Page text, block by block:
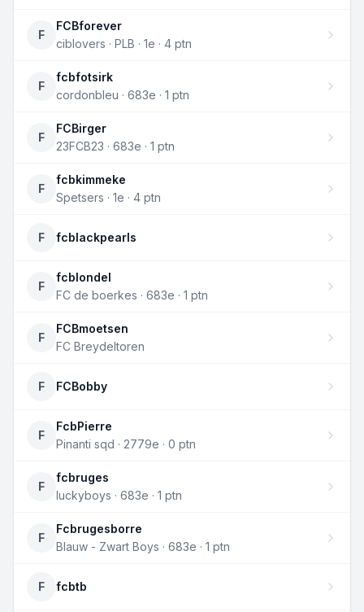
F
FCBforever
ciblovers · PLB · 1e · 4 ptn
F
fcbfotsirk
cordonbleu · 683e · 1 ptn
F
FCBirger
23FCB23 · 683e · 1 ptn
F
fcbkimmeke
Spetsers · 1e · 4 ptn
F fcblackpearls
F
fcblondel
FC de boerkes · 683e · 1 ptn
F
FCBmoetsen
FC Breydeltoren
F FCBobby
F
FcbPierre
Pinanti sqd · 2779e · 0 ptn
F
fcbruges
luckyboys · 683e · 1 ptn
F
Fcbrugesborre
Blauw - Zwart Boys · 683e · 1 ptn
F fcbtb